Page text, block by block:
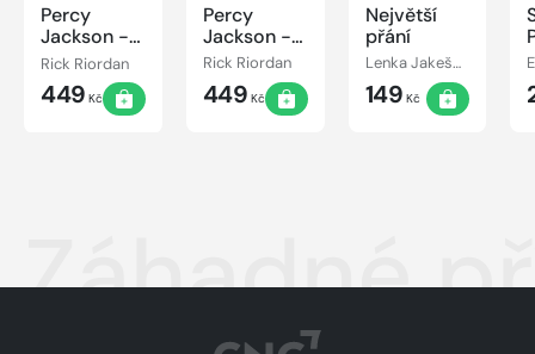
Percy
Jackson -
Bitva o
labyrint
Rick Riordan
449 Kč
Percy
Jackson -
Poslední z
bohů
Rick Riordan
449 Kč
Největší
přání
Lenka Jakešová
149 Kč
Záhadné